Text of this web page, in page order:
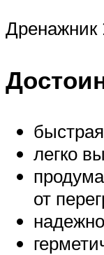
Дренажник
легко
от